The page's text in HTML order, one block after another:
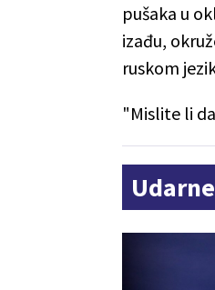
pušaka u
izađu,
ruskom
"Mislite li